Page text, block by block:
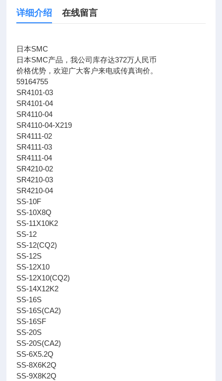
详细介绍 在线留言
日本SMC
日本SMC产品，我公司库存达372万人民币
价格优势，欢迎广大客户来电或传真询价。
59164755
SR4101-03
SR4101-04
SR4110-04
SR4110-04-X219
SR4111-02
SR4111-03
SR4111-04
SR4210-02
SR4210-03
SR4210-04
SS-10F
SS-10X8Q
SS-11X10K2
SS-12
SS-12(CQ2)
SS-12S
SS-12X10
SS-12X10(CQ2)
SS-14X12K2
SS-16S
SS-16S(CA2)
SS-16SF
SS-20S
SS-20S(CA2)
SS-6X5.2Q
SS-8X6K2Q
SS-9X8K2Q